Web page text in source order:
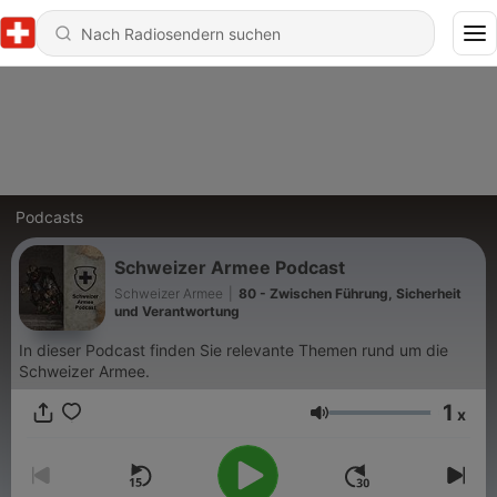
Podcasts
Schweizer Armee Podcast
Schweizer Armee
80 - Zwischen Führung, Sicherheit
und Verantwortung
In dieser Podcast finden Sie relevante Themen rund um die
Schweizer Armee.
Lautstärke 1 x